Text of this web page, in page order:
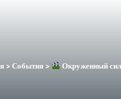
>События > Окруженный